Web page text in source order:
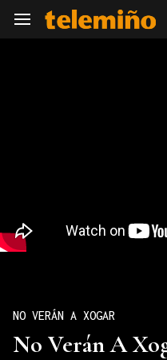
Navegación
NO VERÁN A XOGAR
No Verán A